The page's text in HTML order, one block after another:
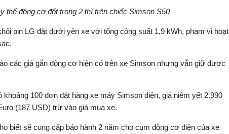
thế động cơ đốt trong 2 thì trên chiếc Simson S50
pin LG đặt dưới yên xe với tổng công suất 1,9 kWh, phạm vi hoạt
các giá gắn động cơ hiện có trên xe Simson nhưng vẫn giữ được
100 đơn đặt hàng xe máy Simson điện, giá niêm yết 2.990
(187 USD) trừ vào giá mua xe.
biết sẽ cung cấp bảo hành 2 năm cho cụm động cơ điện của xe